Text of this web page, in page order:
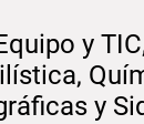
y
y